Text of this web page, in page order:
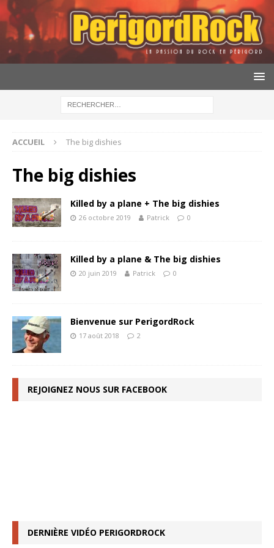
ACCUEIL The big dishies
The big dishies
Killed by a plane + The big dishies
26 octobre 2019 Patrick 0
Killed by a plane & The big dishies
20 juin 2019 Patrick 0
Bienvenue sur PerigordRock
17 août 2018 2
REJOIGNEZ NOUS SUR FACEBOOK
DERNIÈRE VIDÉO PERIGORDROCK